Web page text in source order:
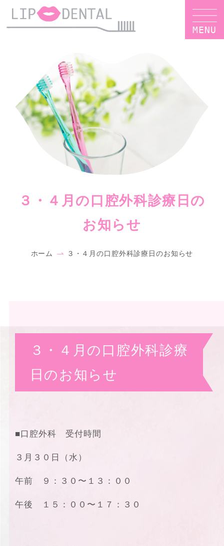
３・４月の口腔外科診療日の
お知らせ
ホーム ３・４月の口腔外科診療日のお知らせ
３・４月の口腔外科診療
日のお知らせ
■口腔外科 受付時間
３月３０日（水）
午前 ９：３０〜１３：００
午後 １５：００〜１７：３０
MENU